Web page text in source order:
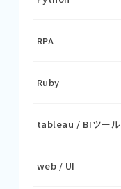
RPA
Ruby
tableau / BIツール
web / UI